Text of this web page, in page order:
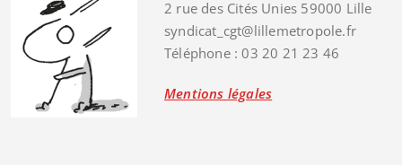
2 rue des Cités Unies 59000 Lille
syndicat_cgt@lillemetropole.fr
Téléphone : 03 20 21 23 46
Mentions légales